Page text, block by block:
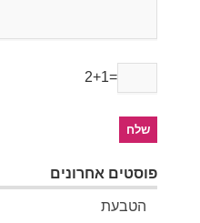
2+1=
פוסטים אחרונים
הטבעת